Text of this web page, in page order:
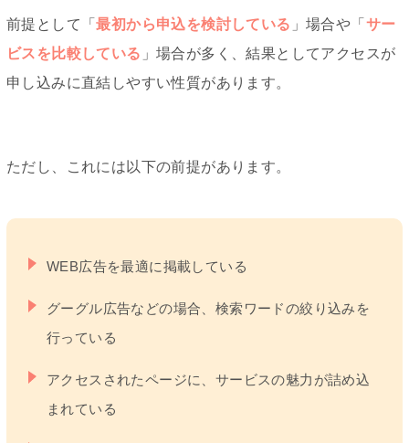
前提として「最初から申込を検討している 」場合や「 サー
ビスを比較している 」場合が多く、結果としてアクセスが
申し込みに直結しやすい性質があります。
ただし、これには以下の前提があります。
WEB広告を最適に掲載している
グーグル広告などの場合、検索ワードの絞り込みを
行っている
アクセスされたページに、サービスの魅力が詰め込
まれている